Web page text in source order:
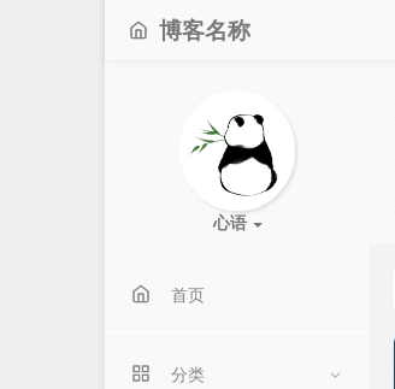
博客名称
心语
首页
分类